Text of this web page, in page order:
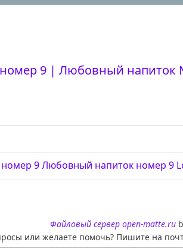
9 | Любовный напиток
9 Любовный напиток номер 9
Файловый сервер open-matte.ru
или желаете помочь? Пишите на